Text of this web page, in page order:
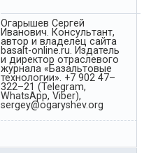
Огарышев Сергей
Иванович. Консультант,
автор и владелец сайта
basalt-online.ru. Издатель
и директор отраслевого
журнала «Базальтовые
технологии». +7 902 47–
322–21 (Telegram,
WhatsApp, Viber),
sergey@ogaryshev.org